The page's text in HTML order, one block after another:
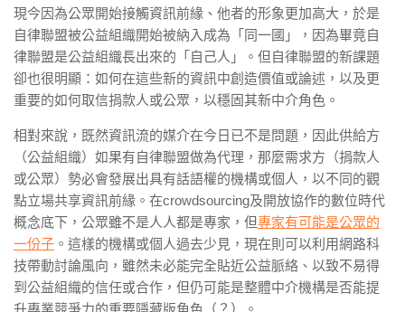
現今因為公眾開始接觸資訊前緣、他者的形象更加高大，於是
自律聯盟被公益組織開始被納入成為「同一國」，因為畢竟自
律聯盟是公益組織長出來的「自己人」。但自律聯盟的新課題
卻也很明顯：如何在這些新的資訊中創造價值或論述，以及更
重要的如何取信捐款人或公眾，以穩固其新中介角色。
相對來說，既然資訊流的媒介在今日已不是問題，因此供給方
（公益組織）如果有自律聯盟做為代理，那麼需求方（捐款人
或公眾）勢必會發展出具有話語權的機構或個人，以不同的觀
點立場共享資訊前緣。在crowdsourcing及開放協作的數位時代
概念底下，公眾雖不是人人都是專家，但專家有可能是公眾的
一份子 。這樣的機構或個人過去少見，現在則可以利用網路科
技帶動討論風向，雖然未必能完全貼近公益脈絡、以致不易得
到公益組織的信任或合作，但仍可能是整體中介機構是否能提
升專業競爭力的重要隱藏版角色（？）。